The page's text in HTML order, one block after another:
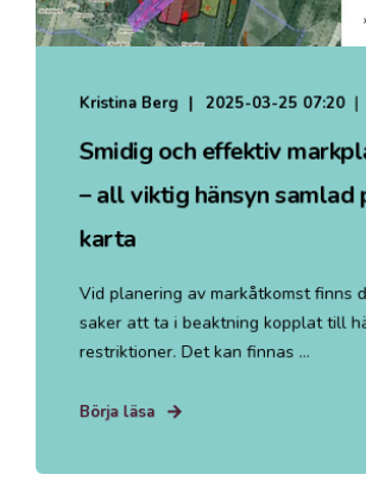
Kristina Berg 2025-03-25 07:20
Smidig och effektiv
– all viktig hänsyn samlad
karta
Vid planering av markåtkomst finns
saker att ta i beaktning kopplat till
restriktioner. Det kan finnas ...
Börja läsa